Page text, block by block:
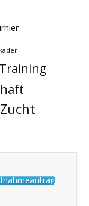
Training